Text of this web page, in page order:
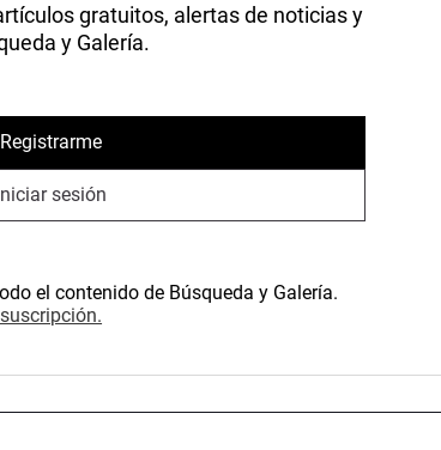
gratuitos, alertas de noticias y
y Galería.
Registrarme
sesión
el contenido de Búsqueda y Galería.